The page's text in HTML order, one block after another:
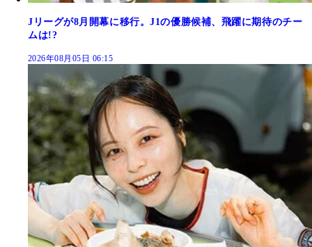
Jリーグが8月開幕に移行。J1の優勝候補、飛躍に期待のチー
ムは!?
2026年08月05日 06:15